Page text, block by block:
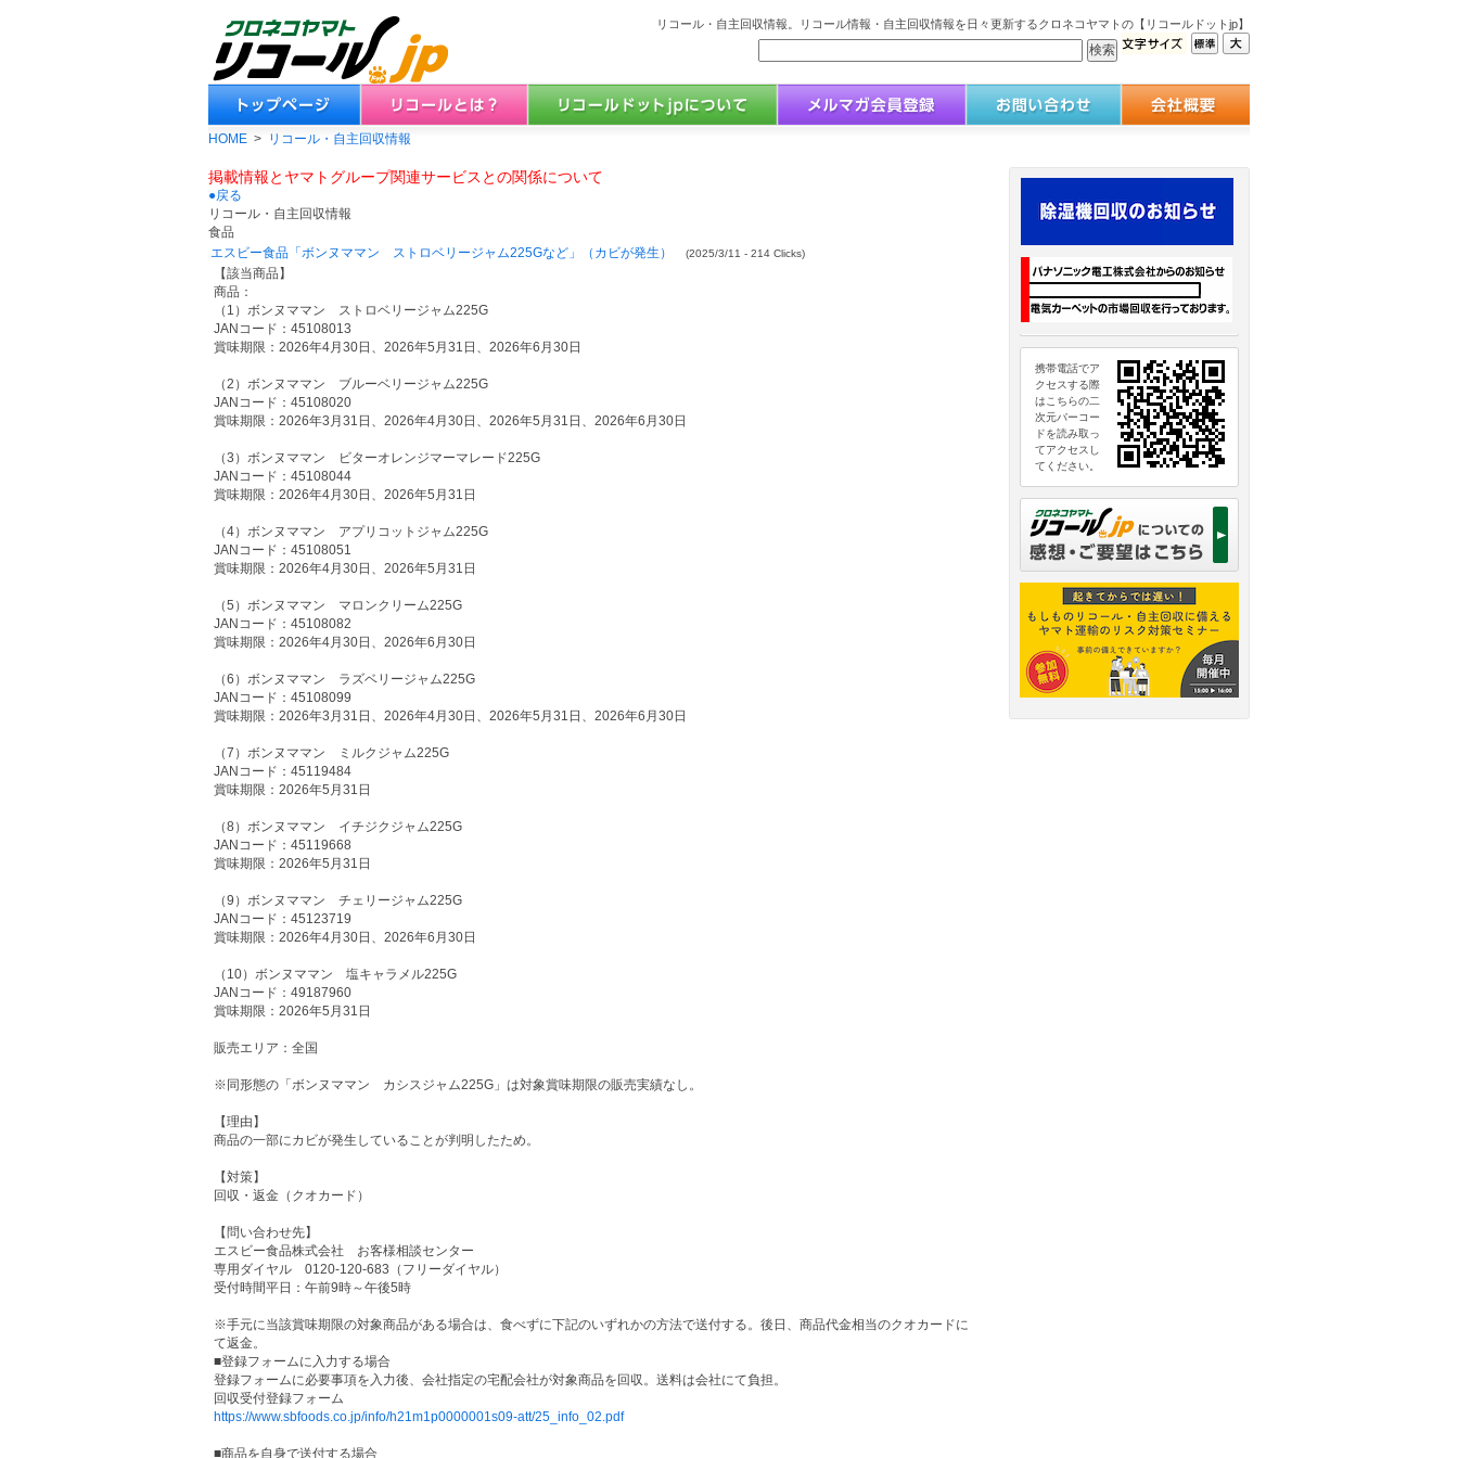
リコール・自主回収情報。リコール情報・自主回収情報を日々更新するクロネコヤマトの【リコールドットjp】
HOME > リコール・自主回収情報
掲載情報とヤマトグループ関連サービスとの関係について
●戻る
リコール・自主回収情報
食品
エスビー食品「ボンヌママン ストロベリージャム225Gなど」（カビが発生）
(2025/3/11 - 214 Clicks)
【該当商品】
商品：
（1）ボンヌママン ストロベリージャム225G
JANコード：45108013
賞味期限：2026年4月30日、2026年5月31日、2026年6月30日
（2）ボンヌママン ブルーベリージャム225G
JANコード：45108020
賞味期限：2026年3月31日、2026年4月30日、2026年5月31日、2026年6月30日
（3）ボンヌママン ビターオレンジマーマレード225G
JANコード：45108044
賞味期限：2026年4月30日、2026年5月31日
（4）ボンヌママン アプリコットジャム225G
JANコード：45108051
賞味期限：2026年4月30日、2026年5月31日
（5）ボンヌママン マロンクリーム225G
JANコード：45108082
賞味期限：2026年4月30日、2026年6月30日
（6）ボンヌママン ラズベリージャム225G
JANコード：45108099
賞味期限：2026年3月31日、2026年4月30日、2026年5月31日、2026年6月30日
（7）ボンヌママン ミルクジャム225G
JANコード：45119484
賞味期限：2026年5月31日
（8）ボンヌママン イチジクジャム225G
JANコード：45119668
賞味期限：2026年5月31日
（9）ボンヌママン チェリージャム225G
JANコード：45123719
賞味期限：2026年4月30日、2026年6月30日
（10）ボンヌママン 塩キャラメル225G
JANコード：49187960
賞味期限：2026年5月31日
販売エリア：全国
※同形態の「ボンヌママン カシスジャム225G」は対象賞味期限の販売実績なし。
【理由】
商品の一部にカビが発生していることが判明したため。
【対策】
回収・返金（クオカード）
【問い合わせ先】
エスビー食品株式会社 お客様相談センター
専用ダイヤル 0120-120-683（フリーダイヤル）
受付時間平日：午前9時～午後5時
※手元に当該賞味期限の対象商品がある場合は、食べずに下記のいずれかの方法で送付する。後日、商品代金相当のクオカードに
て返金。
■登録フォームに入力する場合
登録フォームに必要事項を入力後、会社指定の宅配会社が対象商品を回収。送料は会社にて負担。
回収受付登録フォーム
https://www.sbfoods.co.jp/info/h21m1p0000001s09-att/25_info_02.pdf
■商品を自身で送付する場合
携帯電話でア
クセスする際
はこちらの二
次元バーコー
ドを読み取っ
てアクセスし
てください。